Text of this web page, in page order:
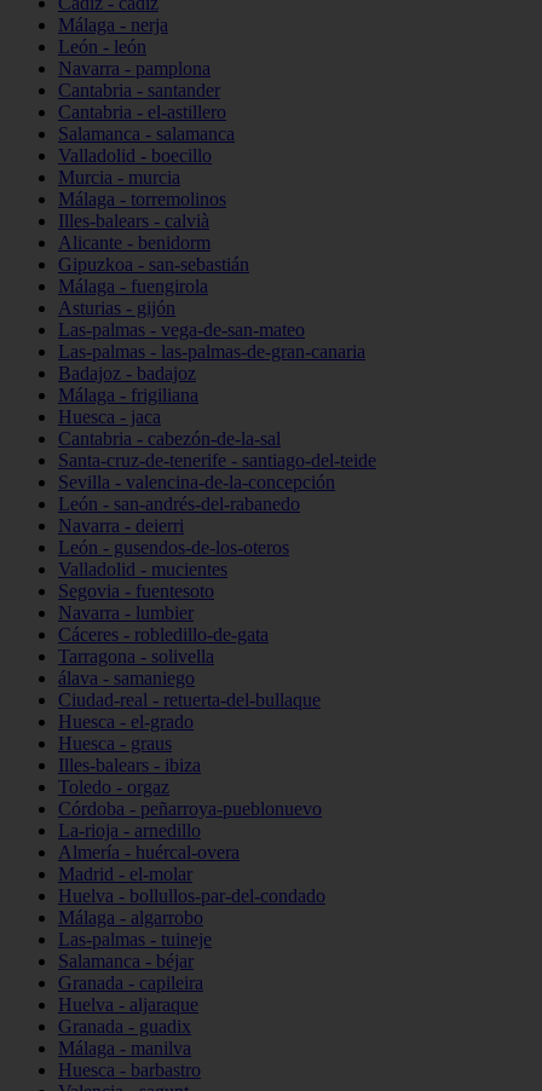
Málaga - nerja
León - león
Navarra - pamplona
Cantabria - santander
Cantabria - el-astillero
Salamanca - salamanca
Valladolid - boecillo
Murcia - murcia
Málaga - torremolinos
Illes-balears - calvià
Alicante - benidorm
Gipuzkoa - san-sebastián
Málaga - fuengirola
Asturias - gijón
Las-palmas - vega-de-san-mateo
Las-palmas - las-palmas-de-gran-canaria
Badajoz - badajoz
Málaga - frigiliana
Huesca - jaca
Cantabria - cabezón-de-la-sal
Santa-cruz-de-tenerife - santiago-del-teide
Sevilla - valencina-de-la-concepción
León - san-andrés-del-rabanedo
Navarra - deierri
León - gusendos-de-los-oteros
Valladolid - mucientes
Segovia - fuentesoto
Navarra - lumbier
Cáceres - robledillo-de-gata
Tarragona - solivella
álava - samaniego
Ciudad-real - retuerta-del-bullaque
Huesca - el-grado
Huesca - graus
Illes-balears - ibiza
Toledo - orgaz
Córdoba - peñarroya-pueblonuevo
La-rioja - arnedillo
Almería - huércal-overa
Madrid - el-molar
Huelva - bollullos-par-del-condado
Málaga - algarrobo
Las-palmas - tuineje
Salamanca - béjar
Granada - capileira
Huelva - aljaraque
Granada - guadix
Málaga - manilva
Huesca - barbastro